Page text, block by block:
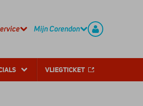
Mijn Corendon
VLIEGTICKET